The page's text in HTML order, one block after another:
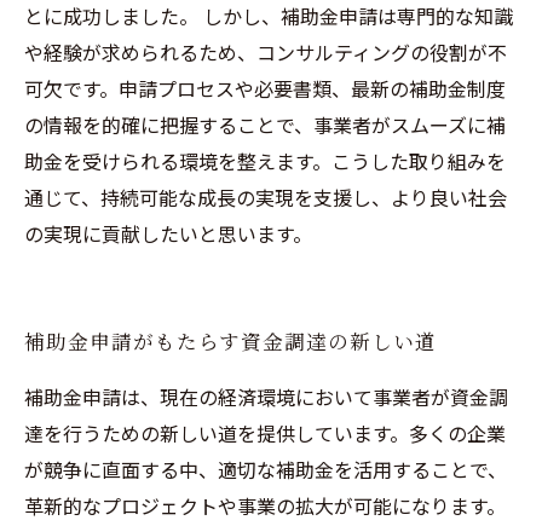
とに成功しました。 しかし、補助金申請は専門的な知識
や経験が求められるため、コンサルティングの役割が不
可欠です。申請プロセスや必要書類、最新の補助金制度
の情報を的確に把握することで、事業者がスムーズに補
助金を受けられる環境を整えます。こうした取り組みを
通じて、持続可能な成長の実現を支援し、より良い社会
の実現に貢献したいと思います。
補助金申請がもたらす資金調達の新しい道
補助金申請は、現在の経済環境において事業者が資金調
達を行うための新しい道を提供しています。多くの企業
が競争に直面する中、適切な補助金を活用することで、
革新的なプロジェクトや事業の拡大が可能になります。